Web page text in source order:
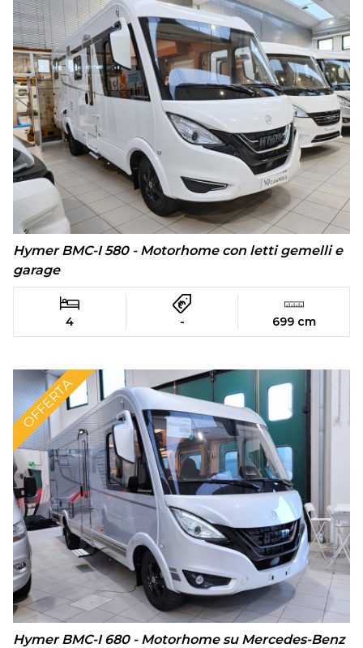
Hymer BMC-I 580 - Motorhome con letti gemelli e
garage
4 - 699 cm
OFFERTA
Hymer BMC-I 680 - Motorhome su Mercedes-Benz